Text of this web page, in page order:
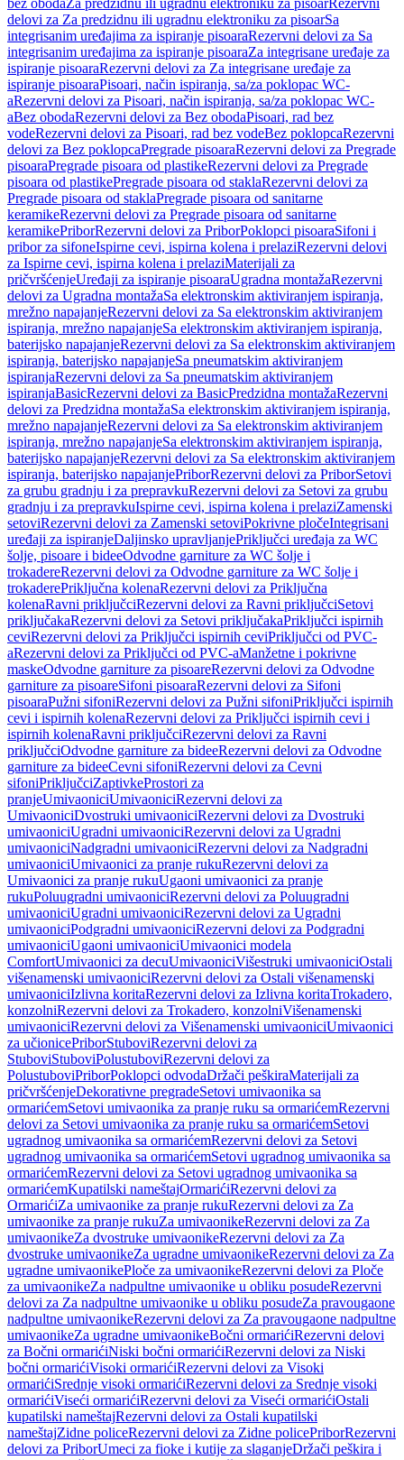
bez obodaZa predzidnu ili ugradnu elektroniku za pisoarRezervni
delovi za Za predzidnu ili ugradnu elektroniku za pisoarSa
integrisanim uređajima za ispiranje pisoaraRezervni delovi za Sa
integrisanim uređajima za ispiranje pisoaraZa integrisane uređaje za
ispiranje pisoaraRezervni delovi za Za integrisane uređaje za
ispiranje pisoaraPisoari, način ispiranja, sa/za poklopac WC-
aRezervni delovi za Pisoari, način ispiranja, sa/za poklopac WC-
aBez obodaRezervni delovi za Bez obodaPisoari, rad bez
vodeRezervni delovi za Pisoari, rad bez vodeBez poklopcaRezervni
delovi za Bez poklopcaPregrade pisoaraRezervni delovi za Pregrade
pisoaraPregrade pisoara od plastikeRezervni delovi za Pregrade
pisoara od plastikePregrade pisoara od staklaRezervni delovi za
Pregrade pisoara od staklaPregrade pisoara od sanitarne
keramikeRezervni delovi za Pregrade pisoara od sanitarne
keramikePriborRezervni delovi za PriborPoklopci pisoaraSifoni i
pribor za sifoneIspirne cevi, ispirna kolena i prelaziRezervni delovi
za Ispirne cevi, ispirna kolena i prelaziMaterijali za
pričvršćenjeUređaji za ispiranje pisoaraUgradna montažaRezervni
delovi za Ugradna montažaSa elektronskim aktiviranjem ispiranja,
mrežno napajanjeRezervni delovi za Sa elektronskim aktiviranjem
ispiranja, mrežno napajanjeSa elektronskim aktiviranjem ispiranja,
baterijsko napajanjeRezervni delovi za Sa elektronskim aktiviranjem
ispiranja, baterijsko napajanjeSa pneumatskim aktiviranjem
ispiranjaRezervni delovi za Sa pneumatskim aktiviranjem
ispiranjaBasicRezervni delovi za BasicPredzidna montažaRezervni
delovi za Predzidna montažaSa elektronskim aktiviranjem ispiranja,
mrežno napajanjeRezervni delovi za Sa elektronskim aktiviranjem
ispiranja, mrežno napajanjeSa elektronskim aktiviranjem ispiranja,
baterijsko napajanjeRezervni delovi za Sa elektronskim aktiviranjem
ispiranja, baterijsko napajanjePriborRezervni delovi za PriborSetovi
za grubu gradnju i za prepravkuRezervni delovi za Setovi za grubu
gradnju i za prepravkuIspirne cevi, ispirna kolena i prelaziZamenski
setoviRezervni delovi za Zamenski setoviPokrivne pločeIntegrisani
uređaji za ispiranjeDaljinsko upravljanjePriključci uređaja za WC
šolje, pisoare i bideeOdvodne garniture za WC šolje i
trokadereRezervni delovi za Odvodne garniture za WC šolje i
trokaderePriključna kolenaRezervni delovi za Priključna
kolenaRavni priključciRezervni delovi za Ravni priključciSetovi
priključakaRezervni delovi za Setovi priključakaPriključci ispirnih
ceviRezervni delovi za Priključci ispirnih ceviPriključci od PVC-
aRezervni delovi za Priključci od PVC-aManžetne i pokrivne
maskeOdvodne garniture za pisoareRezervni delovi za Odvodne
garniture za pisoareSifoni pisoaraRezervni delovi za Sifoni
pisoaraPužni sifoniRezervni delovi za Pužni sifoniPriključci ispirnih
cevi i ispirnih kolenaRezervni delovi za Priključci ispirnih cevi i
ispirnih kolenaRavni priključciRezervni delovi za Ravni
priključciOdvodne garniture za bideeRezervni delovi za Odvodne
garniture za bideeCevni sifoniRezervni delovi za Cevni
sifoniPriključciZaptivkeProstori za
pranjeUmivaoniciUmivaoniciRezervni delovi za
UmivaoniciDvostruki umivaoniciRezervni delovi za Dvostruki
umivaoniciUgradni umivaoniciRezervni delovi za Ugradni
umivaoniciNadgradni umivaoniciRezervni delovi za Nadgradni
umivaoniciUmivaonici za pranje rukuRezervni delovi za
Umivaonici za pranje rukuUgaoni umivaonici za pranje
rukuPoluugradni umivaoniciRezervni delovi za Poluugradni
umivaoniciUgradni umivaoniciRezervni delovi za Ugradni
umivaoniciPodgradni umivaoniciRezervni delovi za Podgradni
umivaoniciUgaoni umivaoniciUmivaonici modela
ComfortUmivaonici za decuUmivaoniciVišestruki umivaoniciOstali
višenamenski umivaoniciRezervni delovi za Ostali višenamenski
umivaoniciIzlivna koritaRezervni delovi za Izlivna koritaTrokadero,
konzolniRezervni delovi za Trokadero, konzolniVišenamenski
umivaoniciRezervni delovi za Višenamenski umivaoniciUmivaonici
za učionicePriborStuboviRezervni delovi za
StuboviStuboviPolustuboviRezervni delovi za
PolustuboviPriborPoklopci odvodaDržači peškiraMaterijali za
pričvršćenjeDekorativne pregradeSetovi umivaonika sa
ormarićemSetovi umivaonika za pranje ruku sa ormarićemRezervni
delovi za Setovi umivaonika za pranje ruku sa ormarićemSetovi
ugradnog umivaonika sa ormarićemRezervni delovi za Setovi
ugradnog umivaonika sa ormarićemSetovi ugradnog umivaonika sa
ormarićemRezervni delovi za Setovi ugradnog umivaonika sa
ormarićemKupatilski nameštajOrmarićiRezervni delovi za
OrmarićiZa umivaonike za pranje rukuRezervni delovi za Za
umivaonike za pranje rukuZa umivaonikeRezervni delovi za Za
umivaonikeZa dvostruke umivaonikeRezervni delovi za Za
dvostruke umivaonikeZa ugradne umivaonikeRezervni delovi za Za
ugradne umivaonikePloče za umivaonikeRezervni delovi za Ploče
za umivaonikeZa nadpultne umivaonike u obliku posudeRezervni
delovi za Za nadpultne umivaonike u obliku posudeZa pravougaone
nadpultne umivaonikeRezervni delovi za Za pravougaone nadpultne
umivaonikeZa ugradne umivaonikeBočni ormarićiRezervni delovi
za Bočni ormarićiNiski bočni ormarićiRezervni delovi za Niski
bočni ormarićiVisoki ormarićiRezervni delovi za Visoki
ormarićiSrednje visoki ormarićiRezervni delovi za Srednje visoki
ormarićiViseći ormarićiRezervni delovi za Viseći ormarićiOstali
kupatilski nameštajRezervni delovi za Ostali kupatilski
nameštajZidne policeRezervni delovi za Zidne policePriborRezervni
delovi za PriborUmeci za fioke i kutije za slaganjeDržači peškira i